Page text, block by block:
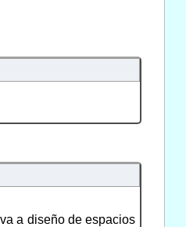
a diseño de espacios